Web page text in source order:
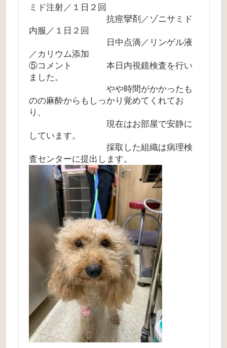
ミド注射／１日２回
抗痙攣剤／ゾニサミド
内服／１日２回
日中点滴／リンゲル液
／カリウム添加
⑤コメント 本日内視鏡検査を行い
ました。
やや時間がかかったも
のの麻酔からもしっかり覚めてくれてお
り、
現在はお部屋で安静に
しています。
採取した組織は病理検
査センターに提出します。